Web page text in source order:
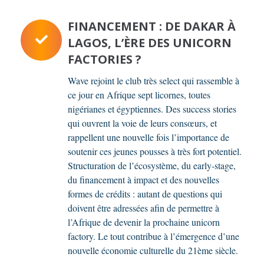
FINANCEMENT : DE DAKAR À
LAGOS, L’ÈRE DES UNICORN
FACTORIES ?
Wave rejoint le club très select qui rassemble à
ce jour en Afrique sept licornes, toutes
nigérianes et égyptiennes. Des success stories
qui ouvrent la voie de leurs consœurs, et
rappellent une nouvelle fois l’importance de
soutenir ces jeunes pousses à très fort potentiel.
Structuration de l’écosystème, du early-stage,
du financement à impact et des nouvelles
formes de crédits : autant de questions qui
doivent être adressées afin de permettre à
l’Afrique de devenir la prochaine unicorn
factory. Le tout contribue à l’émergence d’une
nouvelle économie culturelle du 21ème siècle.